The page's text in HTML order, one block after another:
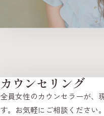
カウンセリング
全員女性のカウンセラーが、
す。お気軽にご相談ください。